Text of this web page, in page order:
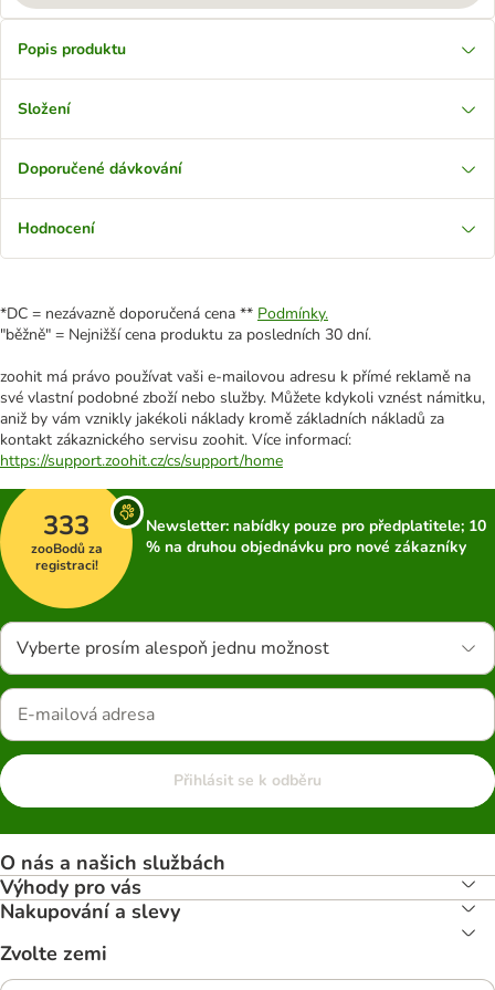
Popis produktu
Složení
Doporučené dávkování
Hodnocení
*DC = nezávazně doporučená cena ** Podmínky.
"běžně" = Nejnižší cena produktu za posledních 30 dní.
zoohit má právo používat vaši e-mailovou adresu k přímé reklamě na
své vlastní podobné zboží nebo služby. Můžete kdykoli vznést námitku,
aniž by vám vznikly jakékoli náklady kromě základních nákladů za
kontakt zákaznického servisu zoohit. Více informací:
https://support.zoohit.cz/cs/support/home
333
zooBodů za
registraci!
Newsletter: nabídky pouze pro předplatitele; 10
% na druhou objednávku pro nové zákazníky
Vyberte prosím alespoň jednu možnost
Přihlásit se k odběru
O nás a našich službách
Výhody pro vás
Nakupování a slevy
Zvolte zemi